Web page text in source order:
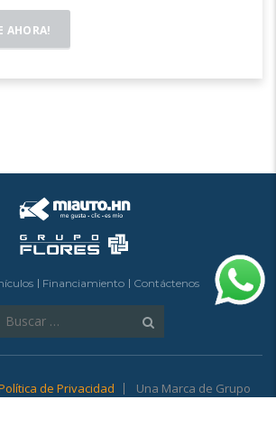
Financiamiento Contáctenos
de Privacidad
Una Marca de Grupo